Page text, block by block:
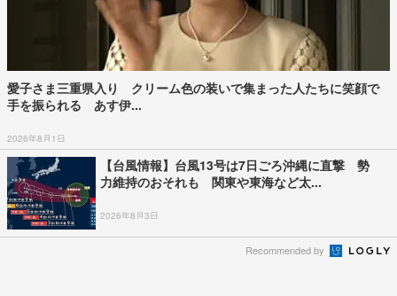
愛子さま三重県入り クリーム色の装いで集まった人たちに笑顔で
手を振られる あす伊...
2026年8月1日
【台風情報】台風13号は7日ごろ沖縄に直撃 勢
力維持のおそれも 関東や東海など太...
2026年8月3日
Recommended by